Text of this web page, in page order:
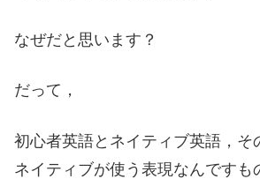
なぜだと思います？
だって，
初心者英語とネイティブ英語，そ
ネイティブが使う表現なんですも